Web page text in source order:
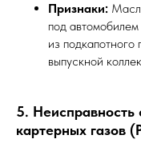
Признаки:
под
из подкапотного
выпускной
5. Неисправность
картерных газов